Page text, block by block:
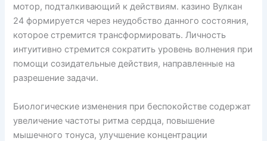
мотор, подталкивающий к действиям. казино Вулкан
24 формируется через неудобство данного состояния,
которое стремится трансформировать. Личность
интуитивно стремится сократить уровень волнения при
помощи созидательные действия, направленные на
разрешение задачи.
Биологические изменения при беспокойстве содержат
увеличение частоты ритма сердца, повышение
мышечного тонуса, улучшение концентрации